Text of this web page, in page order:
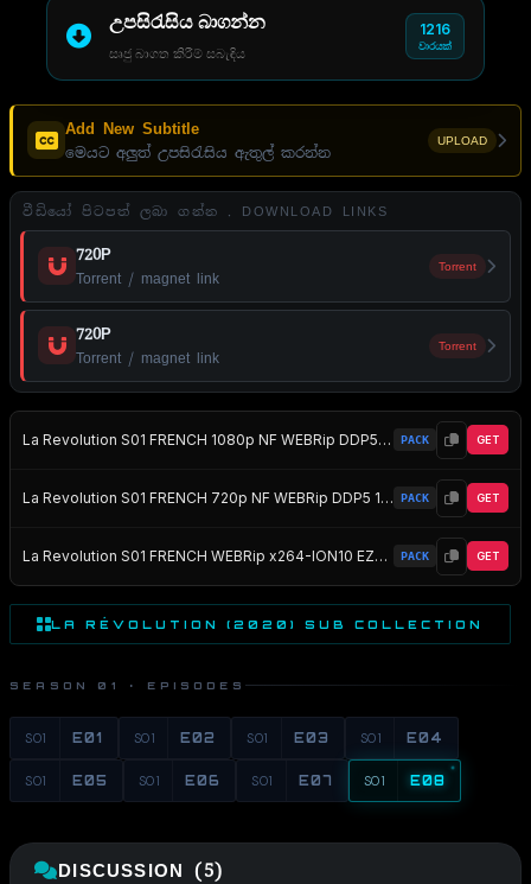
උපසිරැසිය බාගන්න
සෘජු බාගත කිරීම් සබැඳිය
1216
වාරයක්
Add New Subtitle
මෙයට අලුත් උපසිරැසිය ඇතුල් කරන්න
UPLOAD
වීඩියෝ පිටපත් ලබා ගන්න . DOWNLOAD LINKS
720P
Torrent / magnet link
Torrent
720P
Torrent / magnet link
Torrent
La Revolution S01 FRENCH 1080p NF WEBRip DDP5 1 x264-MZABI EZTV PACK GET
La Revolution S01 FRENCH 720p NF WEBRip DDP5 1 x264-MZABI EZTV PACK GET
La Revolution S01 FRENCH WEBRip x264-ION10 EZTV PACK GET
LA RÉVOLUTION (2020) SUB COLLECTION
SEASON 01 · EPISODES
S01 E01 S01 E02 S01 E03 S01 E04
S01 E05 S01 E06 S01 E07 S01 E08
DISCUSSION (5)